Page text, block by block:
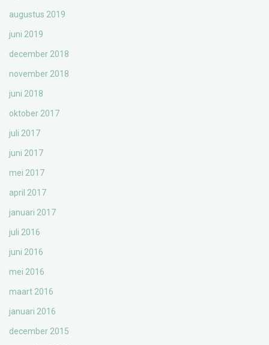
augustus 2019
juni 2019
december 2018
november 2018
juni 2018
oktober 2017
juli 2017
juni 2017
mei 2017
april 2017
januari 2017
juli 2016
juni 2016
mei 2016
maart 2016
januari 2016
december 2015